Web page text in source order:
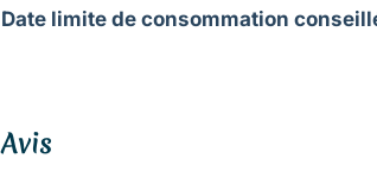
Date limite de consommation
Avis